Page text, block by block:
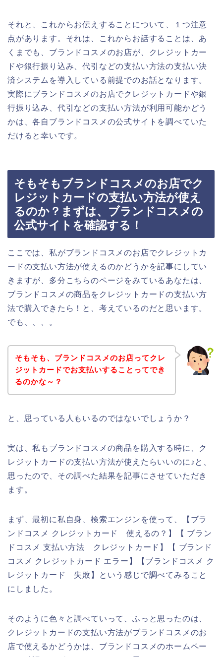
それと、これからお伝えすることについて、１つ注意
点があります。それは、これからお話することは、あ
くまでも、ブランドコスメのお店が、クレジットカー
ドや銀行振り込み、代引などの支払い方法の支払い決
済システムを導入している前提でのお話となります。
実際にブランドコスメのお店でクレジットカードや銀
行振り込み、代引などの支払い方法が利用可能かどう
かは、各自ブランドコスメの公式サイトを調べていた
だけると幸いです。
そもそもブランドコスメのお店でク
レジットカードの支払い方法が使え
るのか？まずは、ブランドコスメの
公式サイトを確認する！
ここでは、私がブランドコスメのお店でクレジットカ
ードの支払い方法が使えるのかどうかを記事にしてい
きますが、多分こちらのページをみているあなたは、
ブランドコスメの商品をクレジットカードの支払い方
法で購入できたら！と、考えているのだと思います。
でも、、、。
そもそも、ブランドコスメのお店ってクレ
ジットカードでお支払いすることってでき
るのかな～？
と、思っている人もいるのではないでしょうか？
実は、私もブランドコスメの商品を購入する時に、ク
レジットカードの支払い方法が使えたらいいのに♪と、
思ったので、その調べた結果を記事にさせていただき
ます。
まず、最初に私自身、検索エンジンを使って、【ブラ
ンドコスメ クレジットカード 使えるの？】【 ブラン
ドコスメ 支払い方法 クレジットカード】【 ブランド
コスメ クレジットカード エラー】【ブランドコスメ ク
レジットカード 失敗】という感じで調べてみること
にしました。
そのように色々と調べていって、ふっと思ったのは、
クレジットカードの支払い方法がブランドコスメのお
店で使えるかどうかは、ブランドコスメのホームペー